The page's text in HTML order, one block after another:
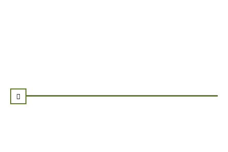
